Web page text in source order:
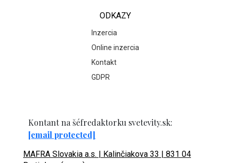
ODKAZY
Inzercia
Online inzercia
Kontakt
GDPR
Kontant na šéfredaktorku svetevity.sk:
[email protected]
MAFRA Slovakia a.s. | Kalinčiakova 33 | 831 04